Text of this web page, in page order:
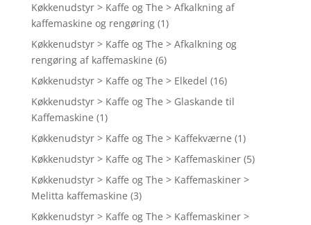
Køkkenudstyr > Kaffe og The > Afkalkning af
kaffemaskine og rengøring (1)
Køkkenudstyr > Kaffe og The > Afkalkning og
rengøring af kaffemaskine (6)
Køkkenudstyr > Kaffe og The > Elkedel (16)
Køkkenudstyr > Kaffe og The > Glaskande til
Kaffemaskine (1)
Køkkenudstyr > Kaffe og The > Kaffekværne (1)
Køkkenudstyr > Kaffe og The > Kaffemaskiner (5)
Køkkenudstyr > Kaffe og The > Kaffemaskiner >
Melitta kaffemaskine (3)
Køkkenudstyr > Kaffe og The > Kaffemaskiner >